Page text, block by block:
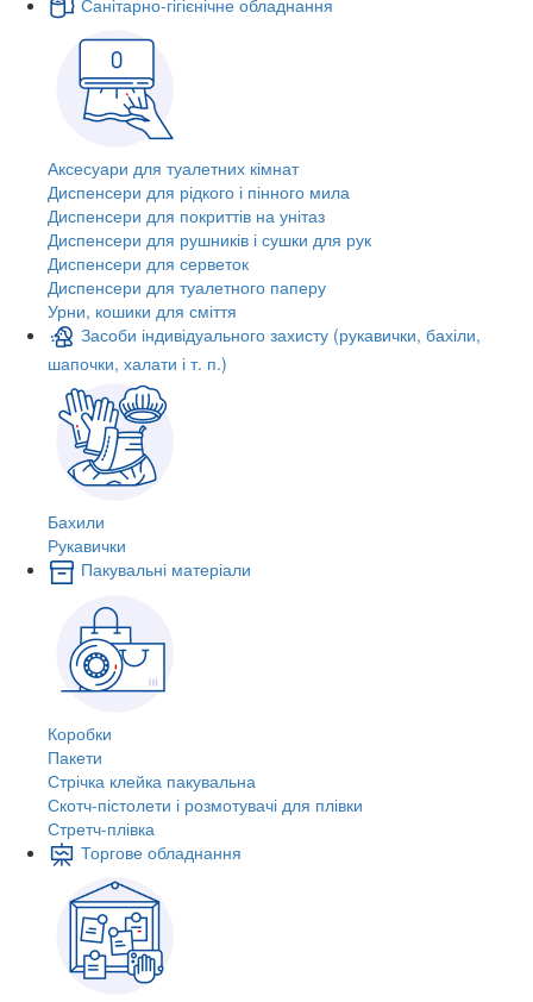
Аксесуари для туалетних кімнат
Диспенсери для рідкого і пінного мила
Диспенсери для покриттів на унітаз
Диспенсери для рушників і сушки для рук
Диспенсери для серветок
Диспенсери для туалетного паперу
Урни, кошики для сміття
Засоби індивідуального захисту (рукавички, бахіли,
шапочки, халати і т. п.)
Бахили
Рукавички
Пакувальні матеріали
Коробки
Пакети
Стрічка клейка пакувальна
Скотч-пістолети і розмотувачі для плівки
Стретч-плівка
Торгове обладнання